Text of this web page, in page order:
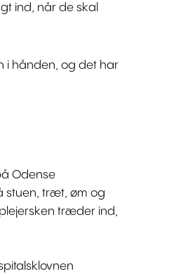
ind, når de skal
i hånden, og det har
Odense
stuen, træt, øm og
træder ind,